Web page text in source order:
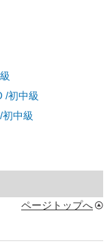
/初中級
/初中級
ページトップへ